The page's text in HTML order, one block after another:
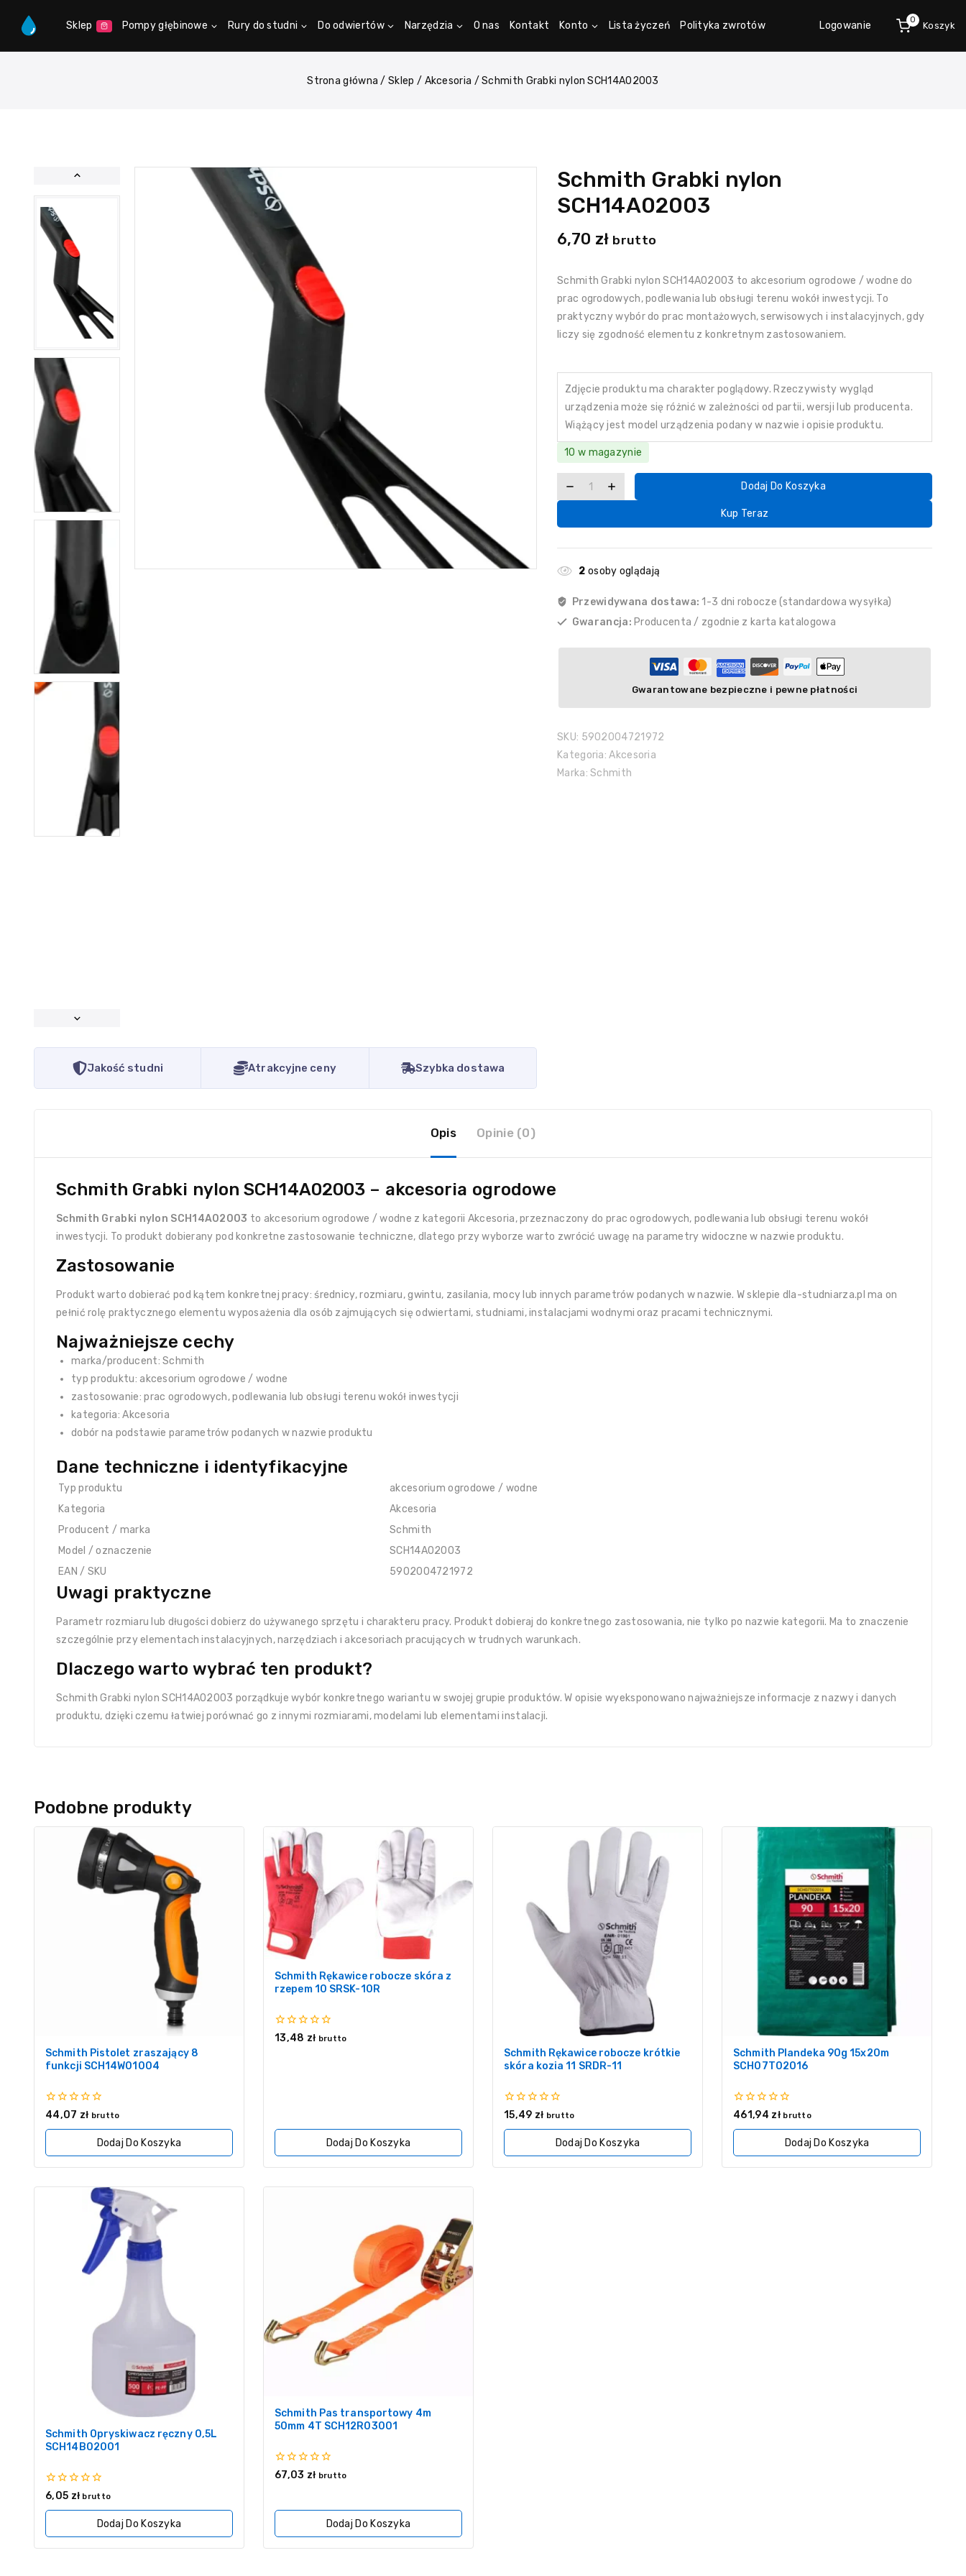
Sklep Pompy głębinowe Rury do studni Do odwiertów Narzędzia O nas Kontakt Konto Lista życzeń Polityka zwrotów Logowanie 0
Koszyk
Strona główna / Sklep / Akcesoria / Schmith Grabki nylon SCH14A02003
Jakość studni Atrakcyjne ceny Szybka dostawa
Schmith Grabki nylon
SCH14A02003
6,70 zł brutto
Schmith Grabki nylon SCH14A02003 to akcesorium ogrodowe / wodne do
prac ogrodowych, podlewania lub obsługi terenu wokół inwestycji. To
praktyczny wybór do prac montażowych, serwisowych i instalacyjnych, gdy
liczy się zgodność elementu z konkretnym zastosowaniem.
Zdjęcie produktu ma charakter poglądowy. Rzeczywisty wygląd
urządzenia może się różnić w zależności od partii, wersji lub producenta.
Wiążący jest model urządzenia podany w nazwie i opisie produktu.
10 w magazynie
Dodaj Do Koszyka
Kup Teraz
2 osoby oglądają
Przewidywana dostawa: 1-3 dni robocze (standardowa wysyłka)
Gwarancja: Producenta / zgodnie z karta katalogowa
Gwarantowane bezpieczne i pewne płatności
SKU: 5902004721972
Kategoria:Akcesoria
Marka:Schmith
Opis Opinie (0)
Schmith Grabki nylon SCH14A02003 – akcesoria ogrodowe
Schmith Grabki nylon SCH14A02003 to akcesorium ogrodowe / wodne z kategorii Akcesoria, przeznaczony do prac ogrodowych, podlewania lub obsługi terenu wokół
inwestycji. To produkt dobierany pod konkretne zastosowanie techniczne, dlatego przy wyborze warto zwrócić uwagę na parametry widoczne w nazwie produktu.
Zastosowanie
Produkt warto dobierać pod kątem konkretnej pracy: średnicy, rozmiaru, gwintu, zasilania, mocy lub innych parametrów podanych w nazwie. W sklepie dla-studniarza.pl ma on
pełnić rolę praktycznego elementu wyposażenia dla osób zajmujących się odwiertami, studniami, instalacjami wodnymi oraz pracami technicznymi.
Najważniejsze cechy
marka/producent: Schmith
typ produktu: akcesorium ogrodowe / wodne
zastosowanie: prac ogrodowych, podlewania lub obsługi terenu wokół inwestycji
kategoria: Akcesoria
dobór na podstawie parametrów podanych w nazwie produktu
Dane techniczne i identyfikacyjne
Typ produktu
akcesorium ogrodowe / wodne
Kategoria
Akcesoria
Producent / marka
Schmith
Model / oznaczenie
SCH14A02003
EAN / SKU
5902004721972
Uwagi praktyczne
Parametr rozmiaru lub długości dobierz do używanego sprzętu i charakteru pracy. Produkt dobieraj do konkretnego zastosowania, nie tylko po nazwie kategorii. Ma to znaczenie
szczególnie przy elementach instalacyjnych, narzędziach i akcesoriach pracujących w trudnych warunkach.
Dlaczego warto wybrać ten produkt?
Schmith Grabki nylon SCH14A02003 porządkuje wybór konkretnego wariantu w swojej grupie produktów. W opisie wyeksponowano najważniejsze informacje z nazwy i danych
produktu, dzięki czemu łatwiej porównać go z innymi rozmiarami, modelami lub elementami instalacji.
Podobne produkty
Schmith Pistolet zraszający 8
funkcji SCH14W01004
0
5
44,07 zł brutto
Dodaj Do Koszyka
Schmith Rękawice robocze skóra z
rzepem 10 SRSK-10R
0
13,48 zł brutto
Dodaj Do Koszyka
Schmith Rękawice robocze krótkie
skóra kozia 11 SRDR-11
0
5
15,49 zł brutto
Dodaj Do Koszyka
Schmith Plandeka 90g 15x20m
SCH07T02016
0
5
461,94 zł brutto
Dodaj Do Koszyka
Schmith Opryskiwacz ręczny 0,5L
SCH14B02001
0
5
6,05 zł brutto
Dodaj Do Koszyka
Schmith Pas transportowy 4m
50mm 4T SCH12R03001
0
67,03 zł brutto
Dodaj Do Koszyka